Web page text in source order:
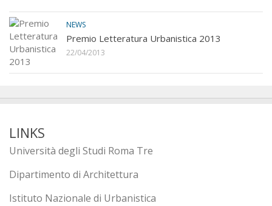
NEWS
Premio Letteratura Urbanistica 2013
22/04/2013
LINKS
Università degli Studi Roma Tre
Dipartimento di Architettura
Istituto Nazionale di Urbanistica